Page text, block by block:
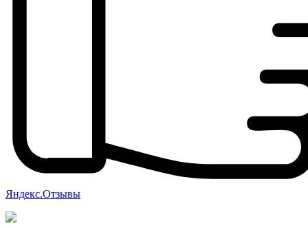
Яндекс.Отзывы